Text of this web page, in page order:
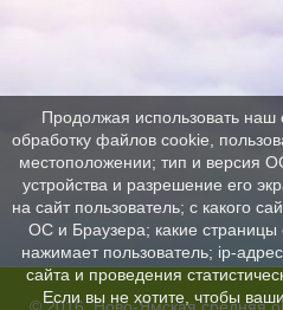
© 2016, Ново-Ямская средняя
Продолжая использовать наш
обработку файлов cookie,
местоположении; тип и версия
устройства и разрешение его
на сайт пользователь; с какого
ОС и Браузера; какие страницы
нажимает пользователь; ip-
сайта и проведения
Если вы не хотите, чтобы